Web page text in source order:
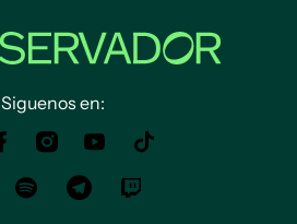
Siguenos en: